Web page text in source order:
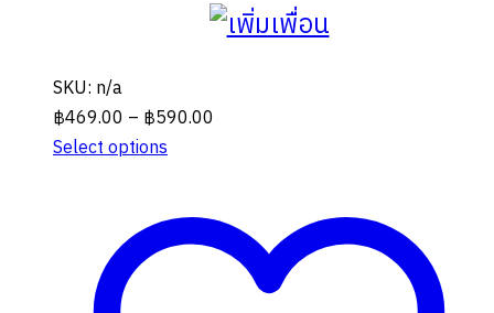
SKU: n/a
฿469.00 – ฿590.00
฿590.00
Select options
multiple
variants.